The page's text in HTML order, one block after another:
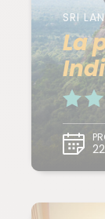
SRI
La